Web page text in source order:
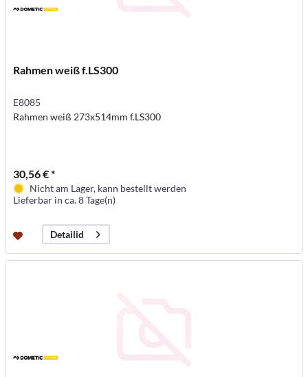
Rahmen weiß f.LS300
E8085
Rahmen weiß 273x514mm f.LS300
30,56 € *
Nicht am Lager, kann bestellt werden
Lieferbar in ca. 8 Tage(n)
Detailid